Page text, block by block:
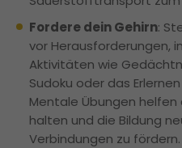
Fordere dein Gehirn:
vor Herausforderungen,
Aktivitäten wie
Sudoku oder das
Mentale Übungen helfen
halten und die Bildung
Verbindungen zu fördern.